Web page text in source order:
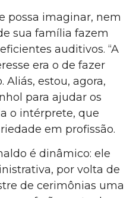
possa imaginar, nem
sua família fazem
auditivos. “A
era o de fazer
estou, agora,
para ajudar os
o intérprete, que
em profissão.
é dinâmico: ele
por volta de
de cerimônias uma